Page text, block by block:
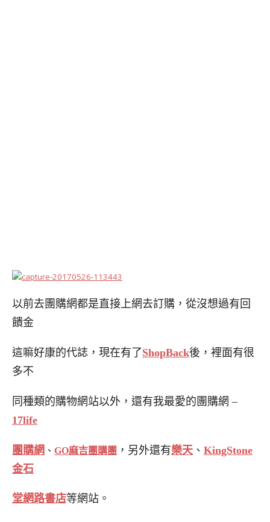
以前去團購網都是直接上網去訂購，從沒想過有回
饋金
這嘛好康的代誌，現在有了ShopBack後， 裡面有很
多不
同種類的購物網站以外，還有我最愛的 團購網–
17life
團購網 、 GO麻吉團購團 ，另外還有樂天 、 KingStone
金石
堂網路書店等網站。